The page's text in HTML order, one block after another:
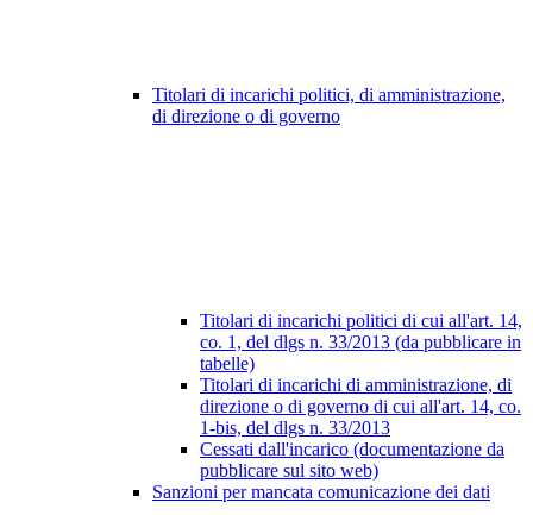
Titolari di incarichi politici, di amministrazione,
di direzione o di governo
Titolari di incarichi politici di cui all'art. 14,
co. 1, del dlgs n. 33/2013 (da pubblicare in
tabelle)
Titolari di incarichi di amministrazione, di
direzione o di governo di cui all'art. 14, co.
1-bis, del dlgs n. 33/2013
Cessati dall'incarico (documentazione da
pubblicare sul sito web)
Sanzioni per mancata comunicazione dei dati